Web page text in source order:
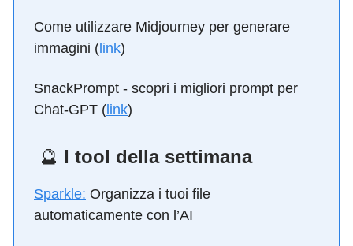
Come utilizzare Midjourney per generare
immagini (link)
SnackPrompt - scopri i migliori prompt per
Chat-GPT (link)
🔮 I tool della settimana
Sparkle: Organizza i tuoi file
automaticamente con l’AI